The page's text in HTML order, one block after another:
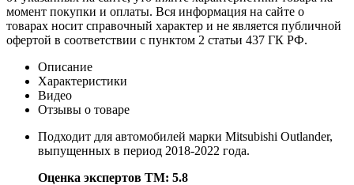
момент покупки и оплаты. Вся информация на сайте о
товарах носит справочный характер и не является публичной
офертой в соответствии с пунктом 2 статьи 437 ГК РФ.
Описание
Характеристики
Видео
Отзывы о товаре
Подходит для автомобилей марки Mitsubishi Outlander,
выпущенных в период 2018-2022 года.
Оценка экспертов ТМ: 5.8